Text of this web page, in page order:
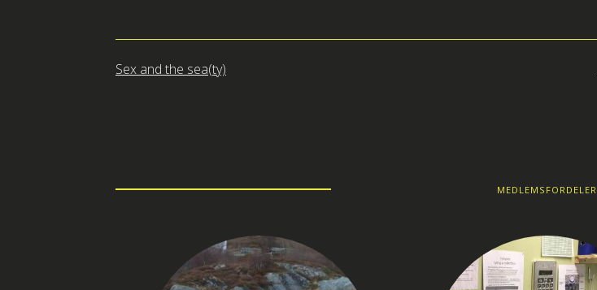
Innleggsnavigasjon
Sex and the sea(ty)
MEDLEMSFORDELER